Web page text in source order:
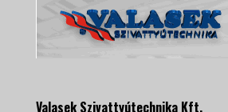
Valasek Szivattyútechnika Kft.